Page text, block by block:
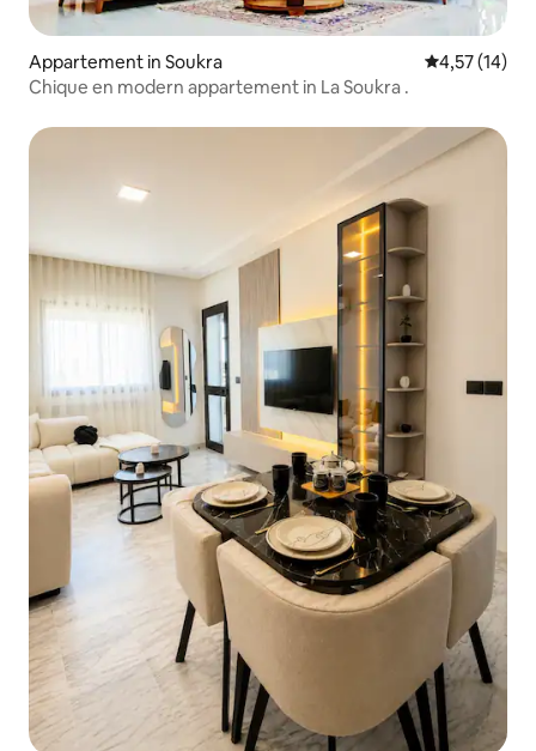
Appartement in Soukra Gemiddelde
4,57 (14)
Chique en modern appartement in La Soukra .